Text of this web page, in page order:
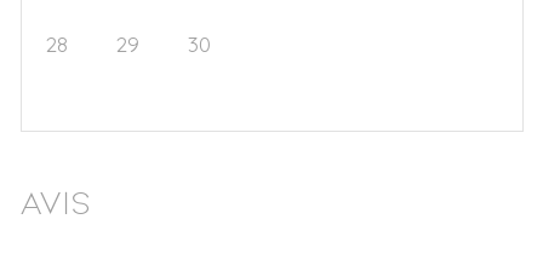
28 29 30
Avis